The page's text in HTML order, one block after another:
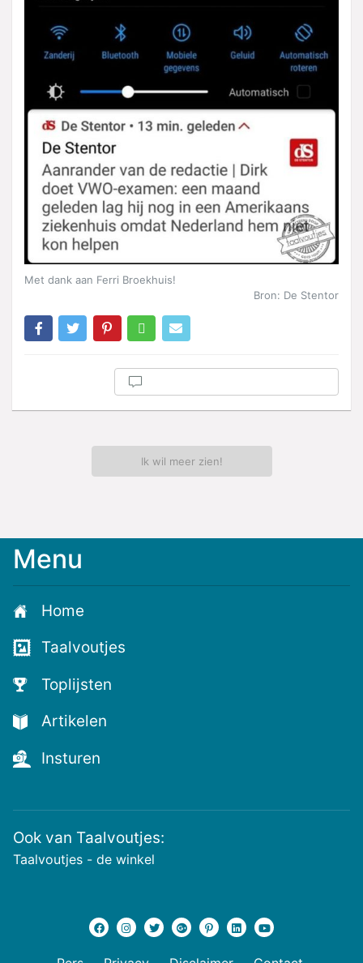
Met dank aan Ferri Broekhuis!
Bron: De Stentor
Ik wil meer zien!
Meld
voor
de
nieuwste
voutjes
en
de
voutste
nieuwtjes!
Menu
Home
Taalvoutjes
Toplijsten
Artikelen
Insturen
Ook van Taalvoutjes:
Taalvoutjes - de winkel